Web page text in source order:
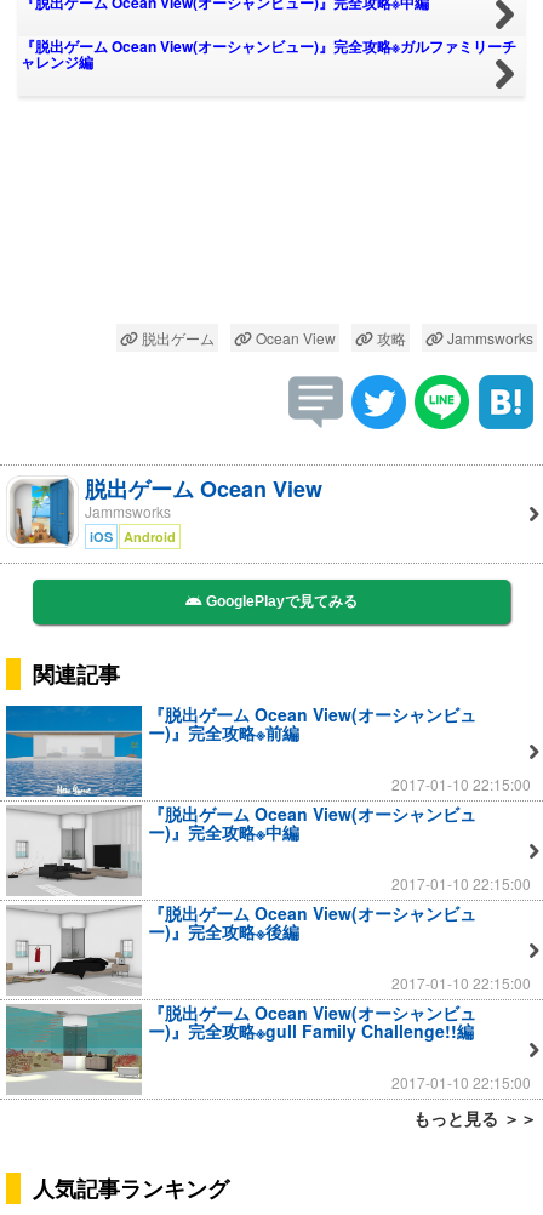
『脱出ゲーム Ocean View(オーシャンビュー)』完全攻略※ガルファミリーチ
ャレンジ編
脱出ゲーム Ocean View 攻略 Jammsworks
脱出ゲーム Ocean View
Jammsworks
iOS Android
GooglePlayで見てみる
関連記事
『脱出ゲーム Ocean View(オーシャンビュ
ー)』完全攻略※前編
2017-01-10 22:15:00
『脱出ゲーム Ocean View(オーシャンビュ
ー)』完全攻略※中編
2017-01-10 22:15:00
『脱出ゲーム Ocean View(オーシャンビュ
ー)』完全攻略※後編
2017-01-10 22:15:00
『脱出ゲーム Ocean View(オーシャンビュ
ー)』完全攻略※gull Family Challenge!!編
2017-01-10 22:15:00
もっと見る ＞＞
人気記事ランキング